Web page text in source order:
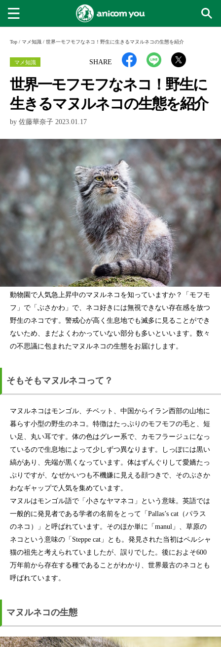
Top / マメ知識 / 世界一モフモフなネコ！野生に生きるマヌルネコの生態を紹介
SHARE
マメ知識
世界一モフモフなネコ！野生に
生きるマヌルネコの生態を紹介
by 佐藤華奈子 2023.01.17
動物園で人気急上昇中のマヌルネコを知っていますか？「モフモ
フ」で「ぶさかわ」で、ネコ好きには無視できない存在感を放つ
野生のネコです。警戒心が高く生息地でも滅多に見ることができ
ないため、まだよくわかっていない部分も多いといいます。数々
の不思議に包まれたマヌルネコの生態をお届けします。
そもそもマヌルネコって？
マヌルネコはモンゴル、チベット、中国からイラン西部の山地に
暮らす小型の野生のネコ。特徴はたっぷりのモフモフの毛と、短
い足、丸い耳です。体の色はグレー系で、カモフラージュになっ
ているので生息地によって少しずつ異なります。しっぽには黒い
縞があり、先端が黒くなっています。体はずんぐりして愛嬌たっ
ぷりですが、なぜかいつも不機嫌に見える顔つきで、そのぶさか
わなギャップで人気を集めています。
マヌルはモンゴル語で「小さなヤマネコ」という意味。英語では
一般的に発見者である学者の名前をとって「Pallas’s cat（パラス
のネコ）」と呼ばれています。そのほか単に「manul」、草原の
ネコという意味の「Steppe cat」とも。発見された当初はペルシャ
猫の祖先と考えられていましたが、誤りでした。後におよそ600
万年前から存在する種であることがわかり、世界最古のネコとも
呼ばれています。
マヌルネコの生態